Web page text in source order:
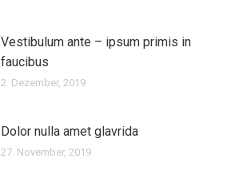
Vestibulum ante – ipsum primis in
faucibus
2. Dezember, 2019
Dolor nulla amet glavrida
27. November, 2019